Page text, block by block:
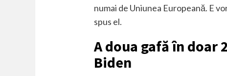
numai de Uniunea Europeană. E
spus el.
A doua gafă în doar
Biden